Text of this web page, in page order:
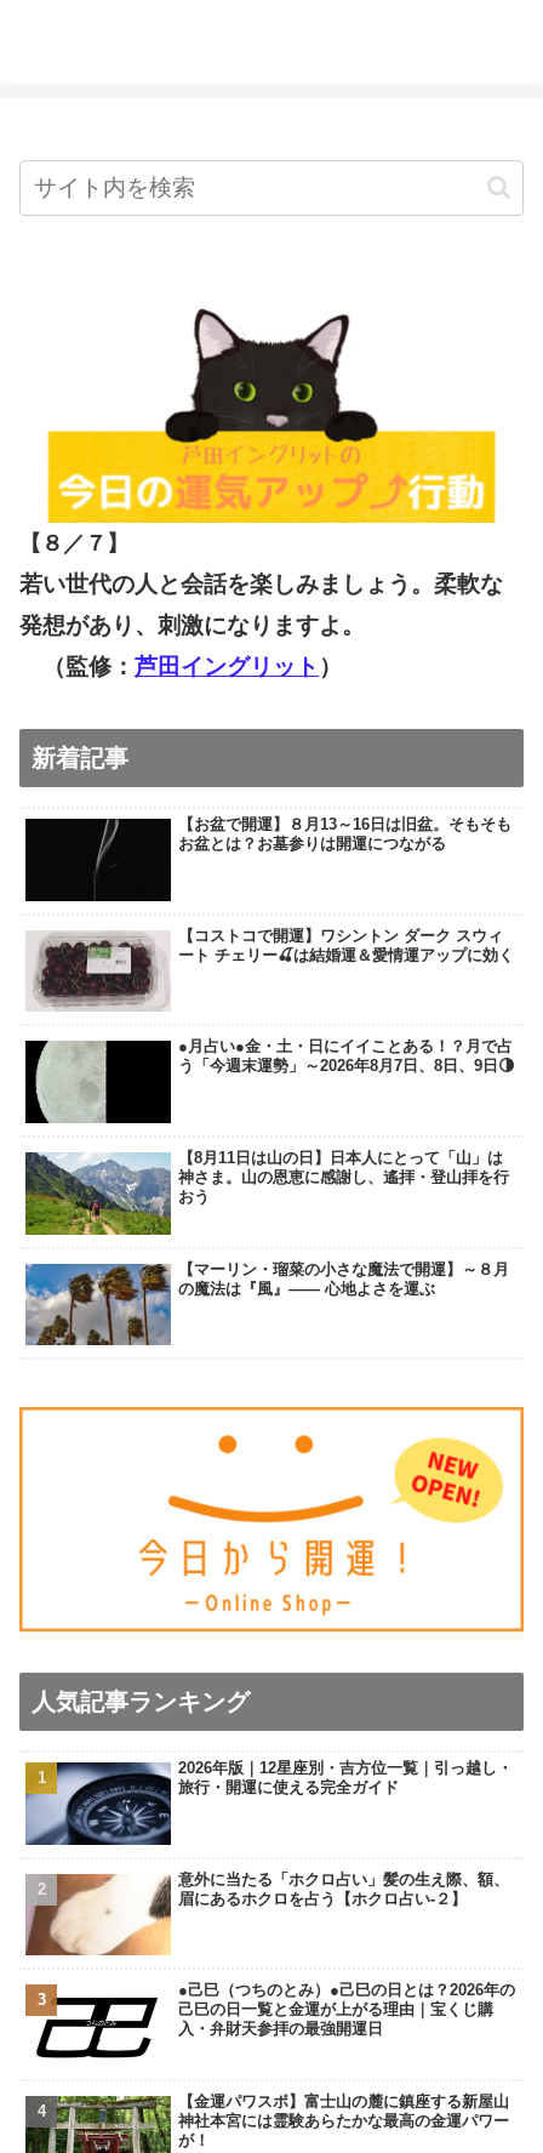
【８／７ 】
若い世代の人と会話を楽しみましょう。柔軟な
発想があり、刺激になりますよ。
（監修： 芦田イングリット ）
新着記事
【お盆で開運】８月13～16日は旧盆。そもそも
お盆とは？お墓参りは開運につながる
【コストコで開運】ワシントン ダーク スウィ
ート チェリー🍒は結婚運＆愛情運アップに効く
●月占い●金・土・日にイイことある！？月で占
う「今週末運勢」～2026年8月7日、8日、9日🌗
【8月11日は山の日】日本人にとって「山」は
神さま。山の恩恵に感謝し、遙拝・登山拝を行
おう
【マーリン・瑠菜の小さな魔法で開運】～８月
の魔法は『風』―― 心地よさを運ぶ
人気記事ランキング
2026年版｜12星座別・吉方位一覧｜引っ越し・
旅行・開運に使える完全ガイド
意外に当たる「ホクロ占い」髪の生え際、額、
眉にあるホクロを占う【ホクロ占い‐２】
●己巳（つちのとみ）●己巳の日とは？2026年の
己巳の日一覧と金運が上がる理由｜宝くじ購
入・弁財天参拝の最強開運日
【金運パワスポ】富士山の麓に鎮座する新屋山
神社本宮には霊験あらたかな最高の金運パワー
が！